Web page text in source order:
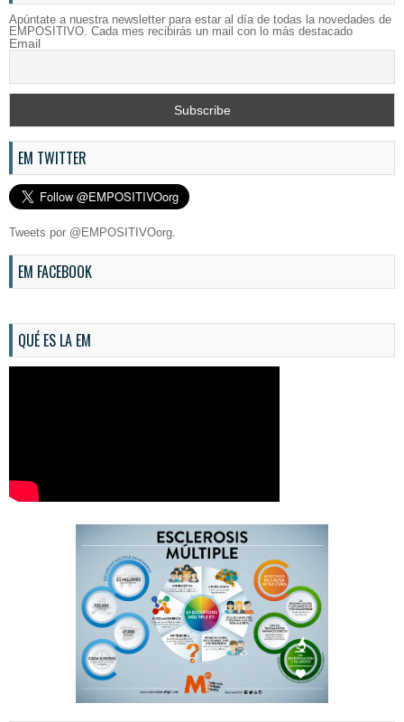
Apúntate a nuestra newsletter para estar al día de todas la novedades de
EMPOSITIVO. Cada mes recibirás un mail con lo más destacado
Email
EM TWITTER
Tweets por @EMPOSITIVOorg.
EM FACEBOOK
QUÉ ES LA EM